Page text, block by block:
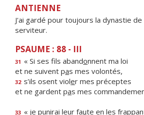
ANTIENNE
J'ai gardé pour toujours la dynastie de
serviteur.
PSAUME : 88 - III
31 « Si ses fils abandonnent ma loi
et ne suivent pas mes volontés,
32 s’ils osent violer mes préceptes
et ne gardent pas mes
33 « je punirai leur faute en les